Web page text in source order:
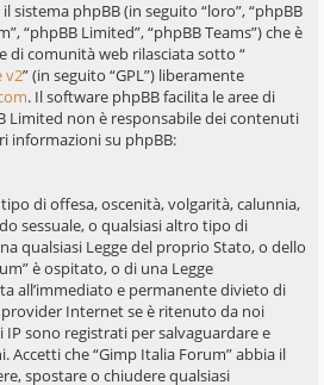
sistema phpBB (in seguito “loro”, “phpBB
“phpBB Limited”, “phpBB Teams”) che è
di comunità web rilasciata sotto “
v2” (in seguito “GPL”) liberamente
. Il software phpBB facilita le aree di
Limited non è responsabile dei contenuti
informazioni su phpBB:
di offesa, oscenità, volgarità, calunnia,
sessuale, o qualsiasi altro tipo di
qualsiasi Legge del proprio Stato, o dello
è ospitato, o di una Legge
all’immediato e permanente divieto di
Internet se è ritenuto da noi
sono registrati per salvaguardare e
Accetti che “Gimp Italia Forum” abbia il
spostare o chiudere qualsiasi